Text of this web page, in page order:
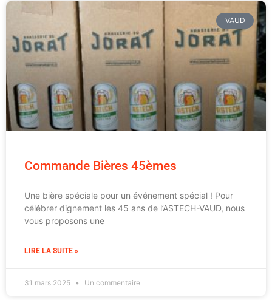
VAUD
Commande Bières 45èmes
Une bière spéciale pour un événement spécial ! Pour
célébrer dignement les 45 ans de l’ASTECH-VAUD, nous
vous proposons une
LIRE LA SUITE »
31 mars 2025 Un commentaire